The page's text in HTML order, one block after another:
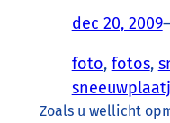
dec 20, 2009
foto, fotos,
Zoals u wellicht